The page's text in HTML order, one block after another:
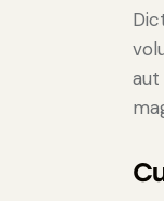
aut